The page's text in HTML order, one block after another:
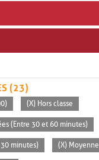
(23)
(X) Hors classe
(Entre 30 et 60 minutes)
minutes) (X) Moyenne